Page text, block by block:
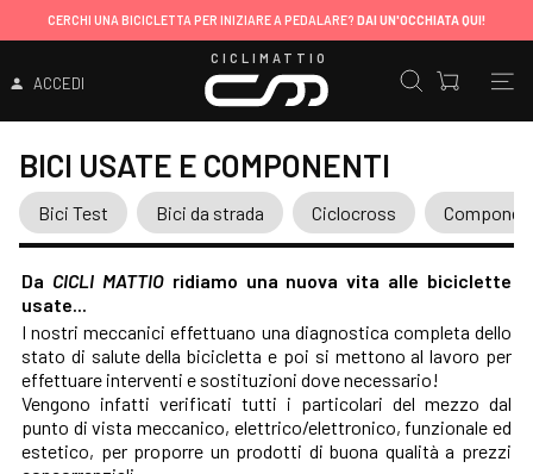
CERCHI UNA BICICLETTA PER INIZIARE A PEDALARE? DAI UN'OCCHIATA QUI!
ACCEDI
CICLIMATTIO
BICI USATE E COMPONENTI
Bici Test Bici da strada Ciclocross
Da CICLI MATTIOridiamo una nuova vita alle biciclette
usate...
I nostri meccanici effettuano una diagnostica completa dello
stato di salute della bicicletta e poi si mettono al lavoro per
effettuare interventi e sostituzioni dove necessario!
Vengono infatti verificati tutti i particolari del mezzo dal
punto di vista meccanico, elettrico/elettronico, funzionale ed
estetico, per proporre un prodotti di buona qualità a prezzi